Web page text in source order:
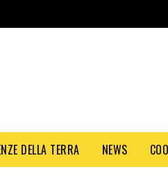
DELLA TERRA NEWS